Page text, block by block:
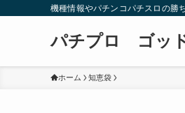
機種情報やパチンコパチスロの
パチプロ ゴッ
ホーム 知恵袋